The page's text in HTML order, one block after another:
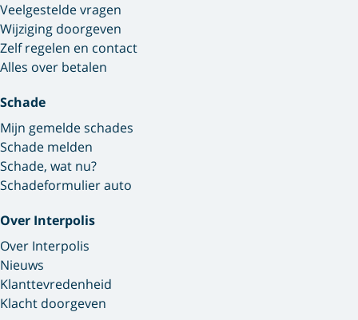
Veelgestelde vragen
Wijziging doorgeven
Zelf regelen en contact
Alles over betalen
Schade
Mijn gemelde schades
Schade melden
Schade, wat nu?
Schadeformulier auto
Over Interpolis
Over Interpolis
Nieuws
Klanttevredenheid
Klacht doorgeven